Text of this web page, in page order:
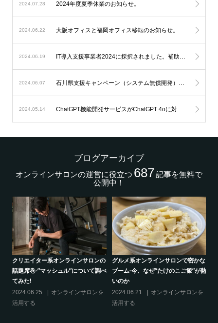
2024.07.28 2024年度夏季休業のお知らせ。
2024.06.22 大阪オフィスと福岡オフィス移転のお知らせ。
2024.06.19 IT導入支援事業者2024に採択されました。補助金を利用したオンラインサロン開発が可能になります。
2024.06.07 石川県支援キャンペーン（システム無償開発）延長のお知らせ。
2024.05.14 ChatGPT機能開発サービスがChatGPT 4oに対応します。
ブログアーカイブ
オンラインサロンの運営に役立つ 687記事を無料で
公開中！
クリエイター系オンラインサロンの
話題席巻-”マッシュル”について調べ
てみた!
2024.06.25
オンラインサロンを
活用する
グルメ系オンラインサロンで密かな
ブーム-今、なぜ”たけのこご飯”が熱
いのか
2024.06.21
オンラインサロンを
活用する